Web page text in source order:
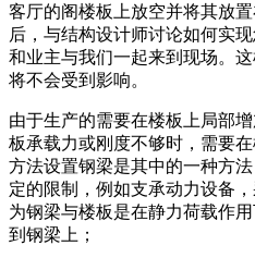
客厅的阁楼板上放空并将其放
后，与结构设计师讨论如何实
和业主与我们一起来到现场。
将不会受到影响。
由于生产的需要在楼板上局部
板承载力或刚度不够时，需要
方法设置钢梁是其中的一种方
定的限制，例如支承动力设备
为钢梁与楼板是在静力荷载作
到钢梁上；